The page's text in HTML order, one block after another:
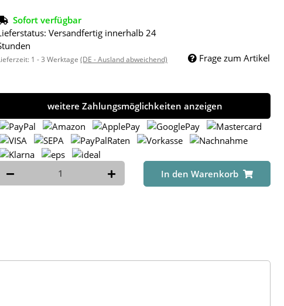
Sofort verfügbar
Versandfertig innerhalb 24
1 - 3 Werktage(DE - Ausland abweichend) Frage zum Artikel
weitere Zahlungsmöglichkeiten anzeigen
In den Warenkorb